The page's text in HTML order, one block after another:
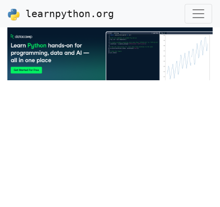
learnpython.org